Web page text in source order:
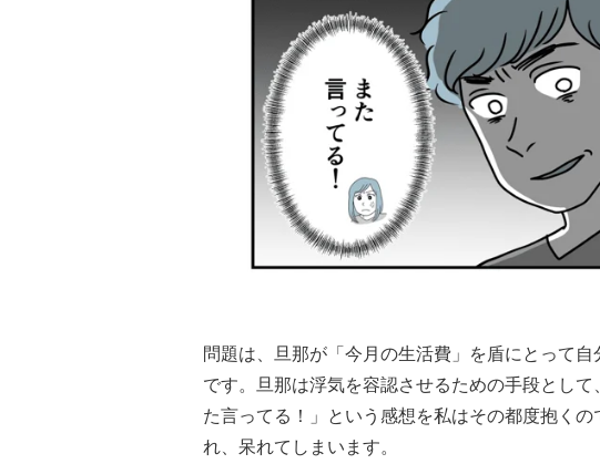
問題は、旦那が「今月の生活費」を盾にとって
です。旦那は浮気を容認させるための手段とし
た言ってる！」という感想を私はその都度抱く
れ、呆れてしまいます。